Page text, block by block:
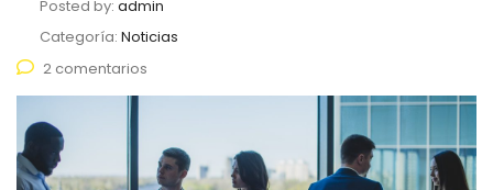
Posted by: admin
Categoría: Noticias
2 comentarios